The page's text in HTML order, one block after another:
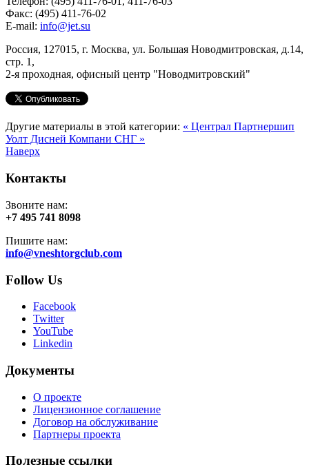
Факс: (495) 411-76-02
E-mail: info@jet.su
Россия, 127015, г. Москва, ул. Большая Новодмитровская, д.14,
стр. 1,
2-я проходная, офисный центр "Новодмитровский"
Другие материалы в этой категории: « Централ Партнершип
Уолт Дисней Компани СНГ »
Наверх
Контакты
Звоните нам:
+7 495 741 8098
Пишите нам:
info@vneshtorgclub.com
Follow Us
Facebook
Twitter
YouTube
Linkedin
Документы
О проекте
Лицензионное соглашение
Договор на обслуживание
Партнеры проекта
Полезные ссылки